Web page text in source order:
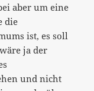
aber um eine
die
ist, es soll
ja der
und nicht